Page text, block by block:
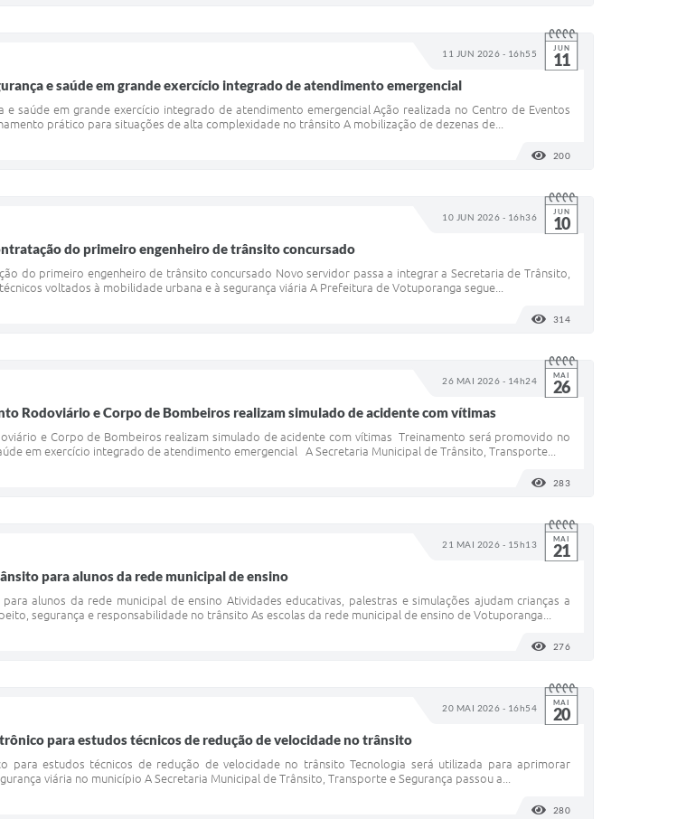
11 JUN 2026 - 16h55 JUN
11
e saúde em grande exercício integrado de atendimento emergencial
saúde em grande exercício integrado de atendimento emergencial Ação realizada no Centro de Eventos
prático para situações de alta complexidade no trânsito A mobilização de dezenas de...
200
10 JUN 2026 - 16h36 JUN
10
do primeiro engenheiro de trânsito concursado
do primeiro engenheiro de trânsito concursado Novo servidor passa a integrar a Secretaria de Trânsito,
voltados à mobilidade urbana e à segurança viária A Prefeitura de Votuporanga segue...
314
26 MAI 2026 - 14h24 MAI
26
Rodoviário e Corpo de Bombeiros realizam simulado de acidente com vítimas
e Corpo de Bombeiros realizam simulado de acidente com vítimas Treinamento será promovido no
em exercício integrado de atendimento emergencial A Secretaria Municipal de Trânsito, Transporte...
283
21 MAI 2026 - 15h13 MAI
21
para alunos da rede municipal de ensino
alunos da rede municipal de ensino Atividades educativas, palestras e simulações ajudam crianças a
segurança e responsabilidade no trânsito As escolas da rede municipal de ensino de Votuporanga...
276
20 MAI 2026 - 16h54 MAI
20
para estudos técnicos de redução de velocidade no trânsito
para estudos técnicos de redução de velocidade no trânsito Tecnologia será utilizada para aprimorar
viária no município A Secretaria Municipal de Trânsito, Transporte e Segurança passou a...
280